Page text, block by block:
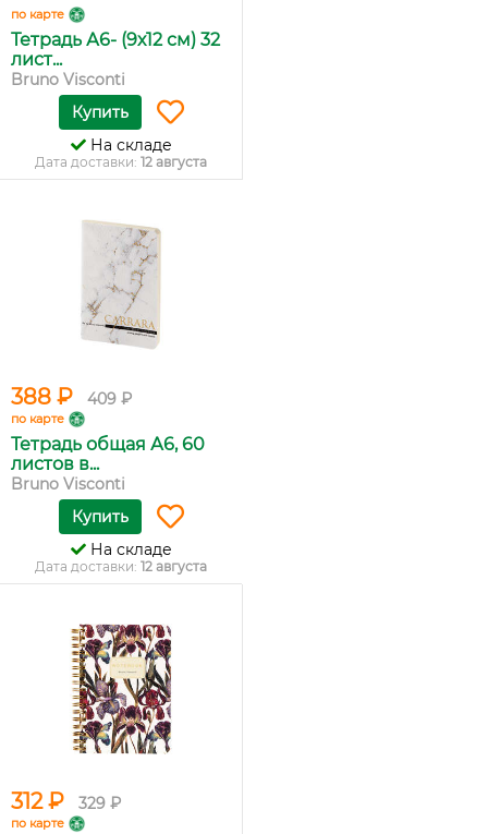
по карте
Тетрадь А6- (9х12 см) 32
лист...
Bruno Visconti
Купить
На складе
Дата доставки: 12 августа
388 ₽ 409 ₽
по карте
Тетрадь общая А6, 60
листов в...
Bruno Visconti
Купить
На складе
Дата доставки: 12 августа
312 ₽ 329 ₽
по карте